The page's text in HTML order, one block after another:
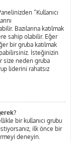
“Kullanıcı
Bazılarına katılmak
sahip olabilir. Eğer
bir gruba katılmak
İsteğinizin
size neden gruba
liderini rahatsız
bir kullanıcı grubu
ilk önce bir
deneyin.